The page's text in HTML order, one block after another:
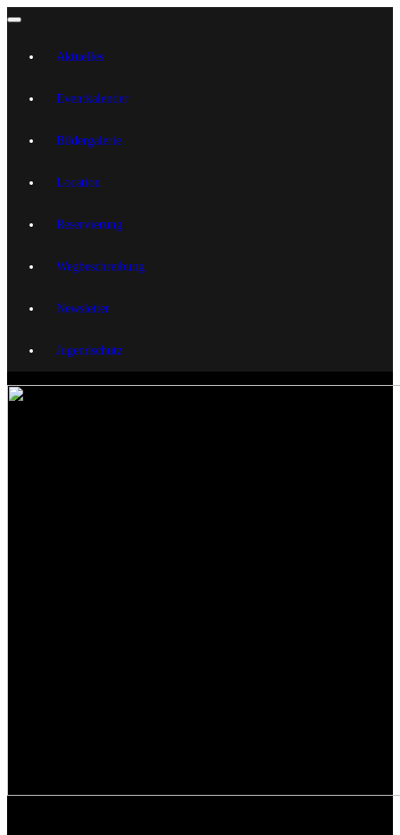
Aktuelles
Eventkalender
Bildergalerie
Location
Reservierung
Wegbeschreibung
Newsletter
Jugendschutz